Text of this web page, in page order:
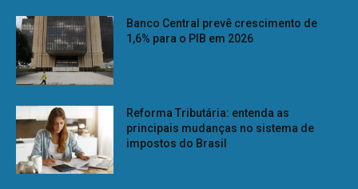
Banco Central prevê crescimento de
1,6% para o PIB em 2026
Reforma Tributária: entenda as
principais mudanças no sistema de
impostos do Brasil